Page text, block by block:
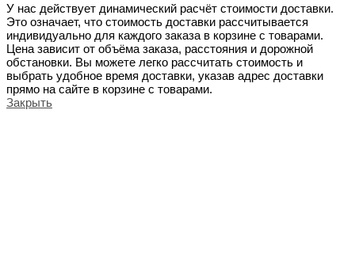
У нас действует динамический расчёт стоимости доставки.
Это означает, что стоимость доставки рассчитывается
индивидуально для каждого заказа в корзине с товарами.
Цена зависит от объёма заказа, расстояния и дорожной
обстановки. Вы можете легко рассчитать стоимость и
выбрать удобное время доставки, указав адрес доставки
прямо на сайте в корзине с товарами.
Закрыть